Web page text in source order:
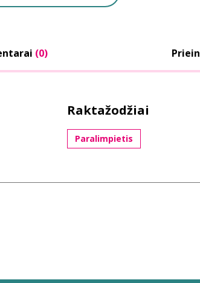
(0)
Raktažodžiai
Paralimpietis